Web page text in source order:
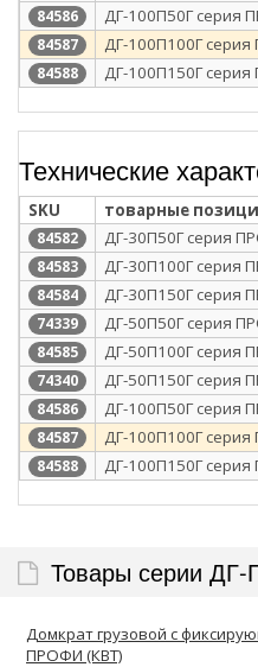
84586 ДГ-100П50Г серия
84587 ДГ-100П100Г
84588 ДГ-100П150Г
Технические
SKU товарные
84582 ДГ-30П50Г серия
84583 ДГ-30П100Г серия
84584 ДГ-30П150Г серия
74339 ДГ-50П50Г серия
84585 ДГ-50П100Г серия
74340 ДГ-50П150Г серия
84586 ДГ-100П50Г серия
84587 ДГ-100П100Г
84588 ДГ-100П150Г
Товары серии
Домкрат грузовой с
ПРОФИ (КВТ)